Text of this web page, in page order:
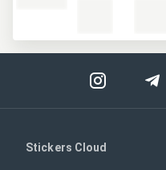
Stickers Cloud